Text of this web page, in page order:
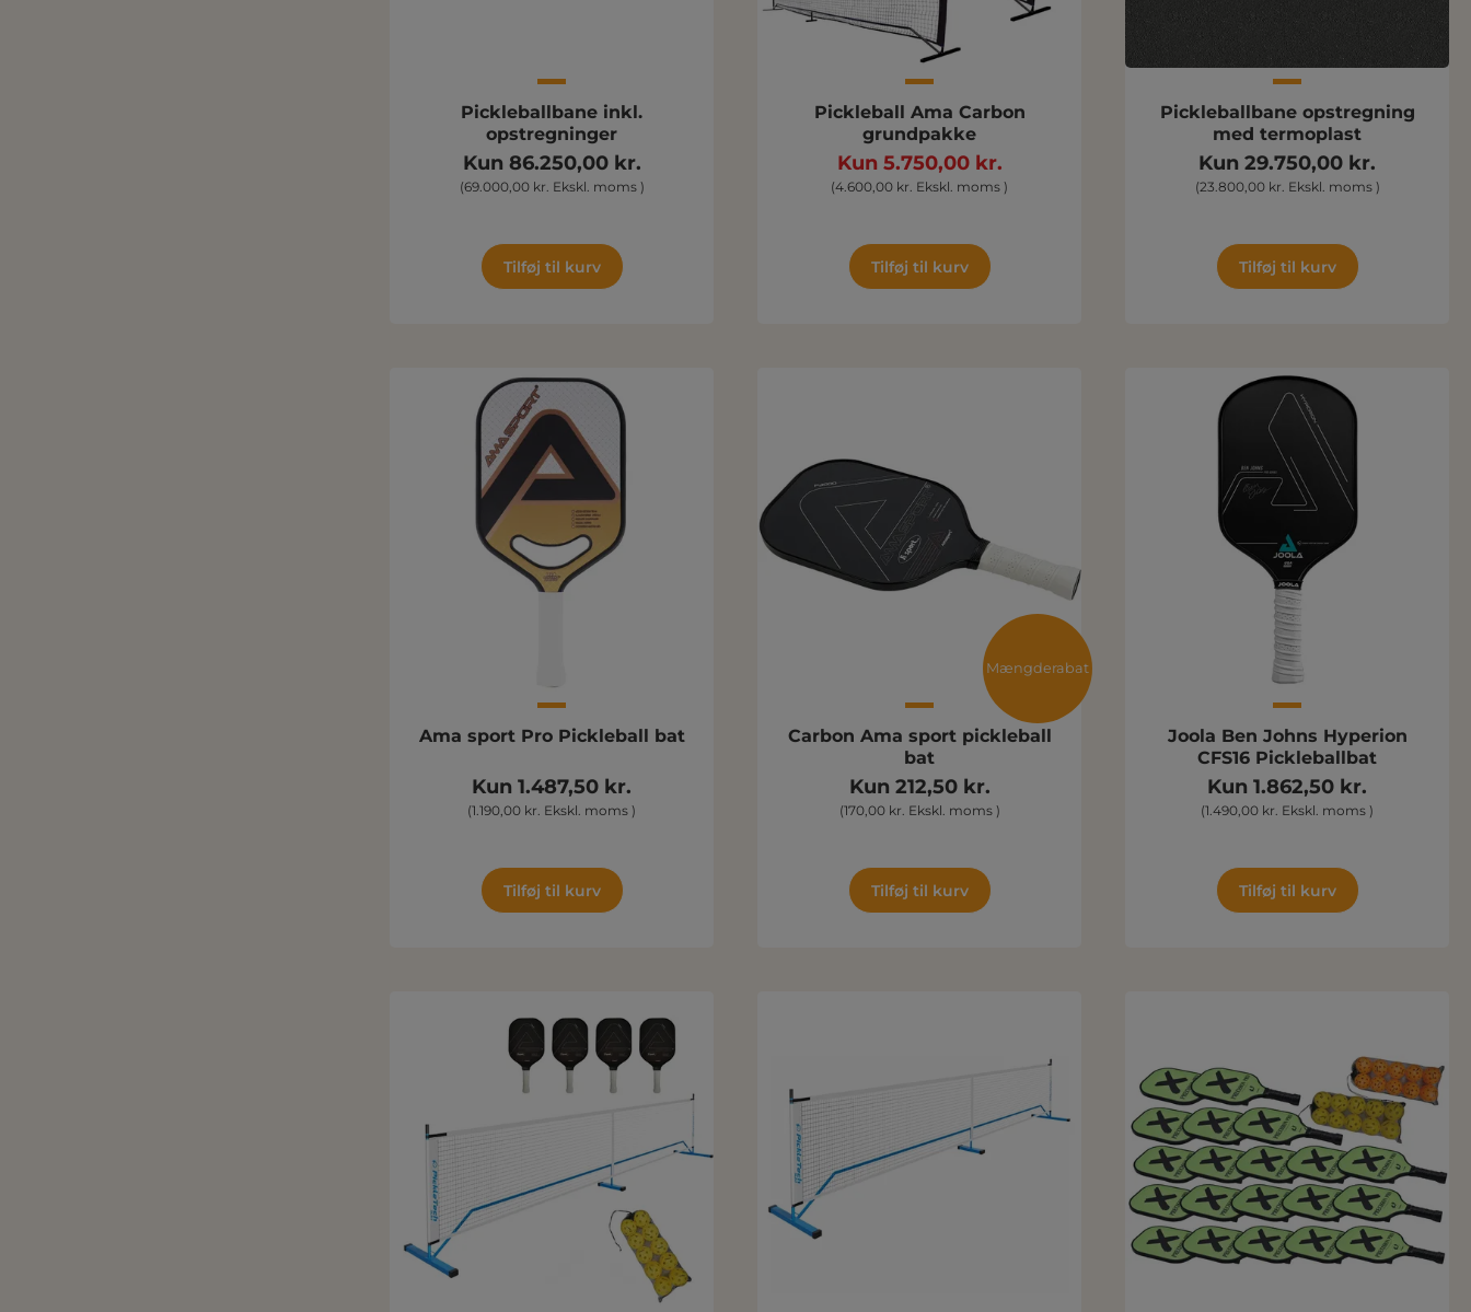
Pickleballbane inkl.
opstregninger
Kun 86.250,00 kr.
(69.000,00 kr. Ekskl. moms )
Tilføj til kurv
Pickleball Ama Carbon
grundpakke
Kun 5.750,00 kr.
(4.600,00 kr. Ekskl. moms )
Tilføj til kurv
Pickleballbane opstregning
med termoplast
Kun 29.750,00 kr.
(23.800,00 kr. Ekskl. moms )
Tilføj til kurv
Ama sport Pro Pickleball bat
Kun 1.487,50 kr.
(1.190,00 kr. Ekskl. moms )
Tilføj til kurv
Mængderabat
Carbon Ama sport pickleball
bat
Kun 212,50 kr.
(170,00 kr. Ekskl. moms )
Tilføj til kurv
Joola Ben Johns Hyperion
CFS16 Pickleballbat
Kun 1.862,50 kr.
(1.490,00 kr. Ekskl. moms )
Tilføj til kurv